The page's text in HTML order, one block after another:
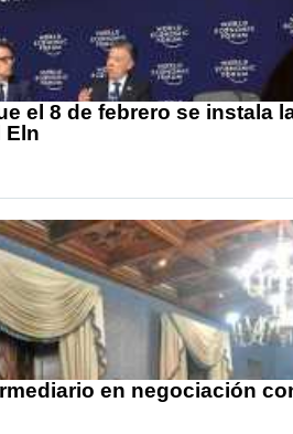
el 8 de febrero se instala
Eln
en negociación